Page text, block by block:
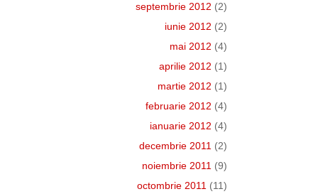
septembrie 2012 (2)
iunie 2012 (2)
mai 2012 (4)
aprilie 2012 (1)
martie 2012 (1)
februarie 2012 (4)
ianuarie 2012 (4)
decembrie 2011 (2)
noiembrie 2011 (9)
octombrie 2011 (11)